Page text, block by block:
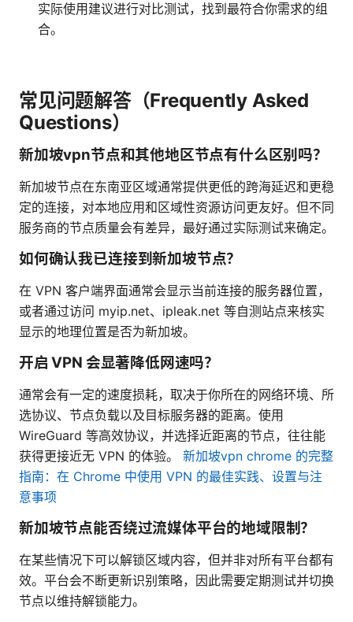
实际使用建议进行对比测试，找到最符合你需求的组
合。
常见问题解答（Frequently Asked
Questions）
新加坡vpn节点和其他地区节点有什么区别吗？
新加坡节点在东南亚区域通常提供更低的跨海延迟和更稳
定的连接，对本地应用和区域性资源访问更友好。但不同
服务商的节点质量会有差异，最好通过实际测试来确定。
如何确认我已连接到新加坡节点？
在 VPN 客户端界面通常会显示当前连接的服务器位置，
或者通过访问 myip.net、ipleak.net 等自测站点来核实
显示的地理位置是否为新加坡。
开启 VPN 会显著降低网速吗？
通常会有一定的速度损耗，取决于你所在的网络环境、所
选协议、节点负载以及目标服务器的距离。使用
WireGuard 等高效协议，并选择近距离的节点，往往能
获得更接近无 VPN 的体验。 新加坡vpn chrome 的完整
指南：在 Chrome 中使用 VPN 的最佳实践、设置与注
意事项
新加坡节点能否绕过流媒体平台的地域限制？
在某些情况下可以解锁区域内容，但并非对所有平台都有
效。平台会不断更新识别策略，因此需要定期测试并切换
节点以维持解锁能力。